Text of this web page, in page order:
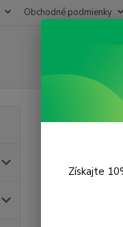
Obchodné podmienky
Získajte